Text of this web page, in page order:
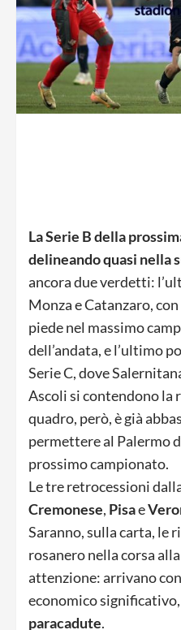
La Serie B della
delineando quasi nella
ancora due verdetti:
Monza e Catanzaro,
piede nel massimo
dell’andata, e l’ultimo
Serie C, dove
Ascoli si contendono
quadro, però, è già
permettere al Palermo
prossimo campionato.
Le tre retrocessioni
Cremonese, Pisae
Saranno, sulla carta, le
rosanero nella corsa
attenzione: arrivano
economico
paracadute.